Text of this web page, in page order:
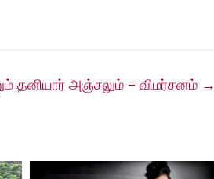
தனியார் அஞ்சலும் – விமர்சனம் →